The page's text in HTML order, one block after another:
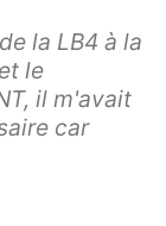
la LB4 à la
le
il m'avait
car